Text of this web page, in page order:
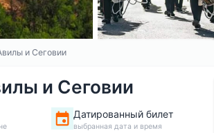
и Сеговии
и Сеговии
Датированный билет
выбранная дата и время